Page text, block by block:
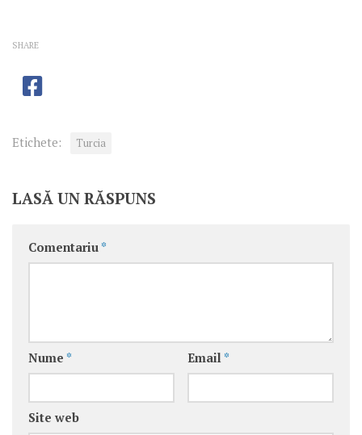
SHARE
Etichete: Turcia
LASĂ UN RĂSPUNS
Comentariu *
Nume * Email *
Site web